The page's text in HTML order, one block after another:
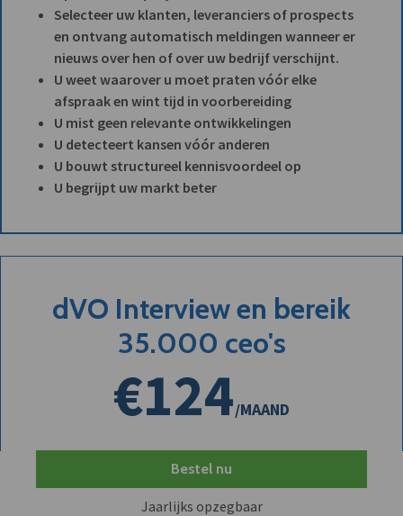
Selecteer uw klanten, leveranciers of prospects
en ontvang automatisch meldingen wanneer er
nieuws over hen of over uw bedrijf verschijnt.
U weet waarover u moet praten vóór elke
afspraak en wint tijd in voorbereiding
U mist geen relevante ontwikkelingen
U detecteert kansen vóór anderen
U bouwt structureel kennisvoordeel op
U begrijpt uw markt beter
dVO Interview en bereik
35.000 ceo's
€124/MAAND
Bestel nu
Jaarlijks opzegbaar